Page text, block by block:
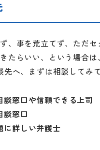
、事を荒立てず、ただ
たらいい、という場合
先へ、まずは相談してみ
談窓口や信頼できる上司
談窓口
に詳しい弁護士